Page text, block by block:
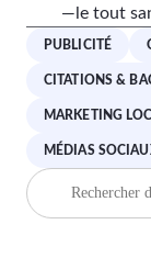
—le tout
PUBLICITÉ
CITATIONS &
MARKETING
MÉDIAS